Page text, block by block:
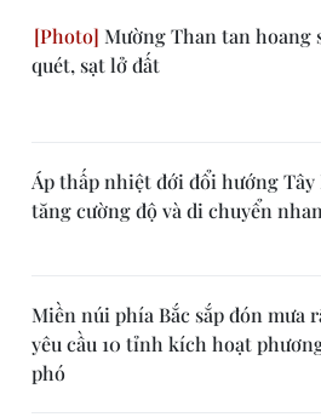
Mường Than tan hoang
quét, sạt lở đất
Áp thấp nhiệt đới đổi hướng Tây
tăng cường độ và di chuyển
Miền núi phía Bắc sắp đón mưa
yêu cầu 10 tỉnh kích hoạt
phó